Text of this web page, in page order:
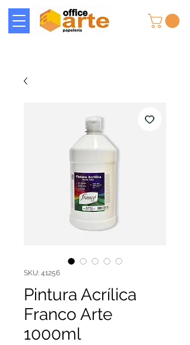
SKU: 41256
Pintura Acrílica
Franco Arte
1000ml